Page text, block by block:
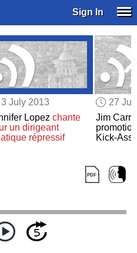
Sign In
3 July 2013
Lopez chante
un dirigeant
répressif
27
Jim
Kick-Ass